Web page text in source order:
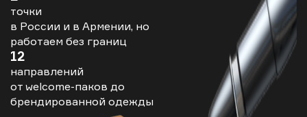
точки
в России и в Армении, но
работаем без границ
12
направлений
от welcome-паков до
брендированной одежды